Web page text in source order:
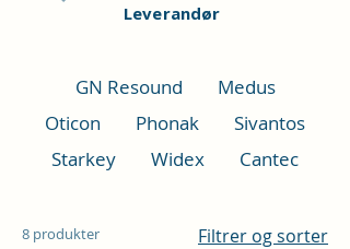
Leverandør
GN Resound
Medus
Oticon
Phonak
Sivantos
Starkey
Widex Cantec
8 produkter Filtrer og sorter